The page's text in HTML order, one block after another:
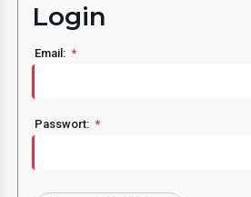
Login
Email:
Passwort: